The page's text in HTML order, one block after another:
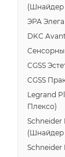
ЭРА
DKC
CGSS
CGSS
Legrand
Плексо)
Schneider
(Шнайдер
Schneider